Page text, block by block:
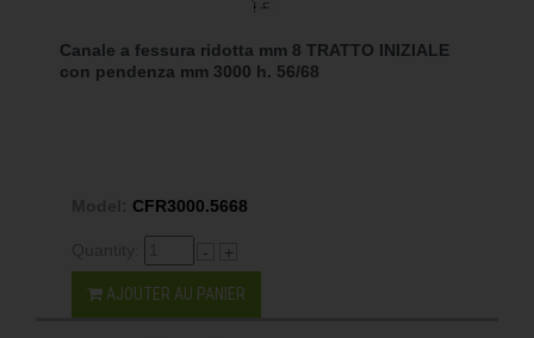
Canale a fessura ridotta mm 8 TRATTO INIZIALE
con pendenza mm 3000 h. 56/68
CFR3000.5668
- +
AJOUTER AU PANIER